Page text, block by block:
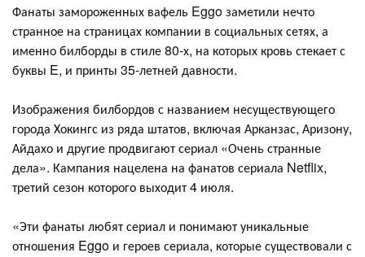
Фанаты замороженных вафель Eggo заметили нечто
странное на страницах компании в социальных сетях, а
именно билборды в стиле 80-х, на которых кровь стекает с
буквы E, и принты 35-летней давности.
Изображения билбордов с названием несуществующего
города Хокингс из ряда штатов, включая Арканзас, Аризону,
Айдахо и другие продвигают сериал «Очень странные
дела». Кампания нацелена на фанатов сериала Netflix,
третий сезон которого выходит 4 июля.
«Эти фанаты любят сериал и понимают уникальные
отношения Eggo и героев сериала, которые существовали с